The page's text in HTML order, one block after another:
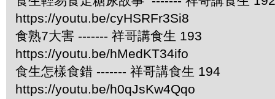
https://youtu.be/cyHSRFr3Si8
食熟7大害 ------- 祥哥講食生 193
https://youtu.be/hMedKT34ifo
食生怎樣食錯 ------- 祥哥講食生 194
https://youtu.be/h0qJsKw4Qqo